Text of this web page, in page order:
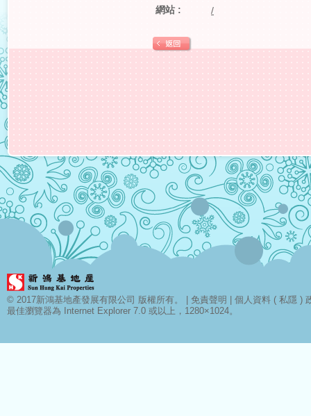
網站 :
/
© 2017新鴻基地產發展有限公司 版權所有。 | 免責聲明
個人資料 ( 私隱 )
最佳瀏覽器為 Internet Explorer 7.0 或以上，1280×1024。